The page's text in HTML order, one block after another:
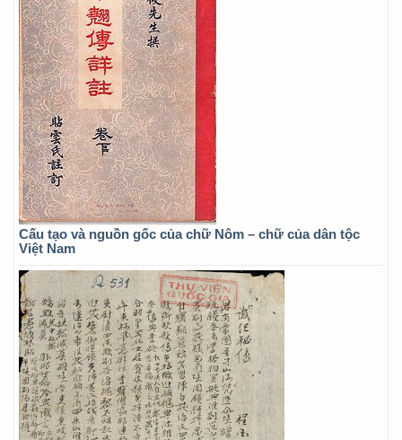
Cấu tạo và nguồn gốc của chữ Nôm – chữ của dân tộc
Việt Nam